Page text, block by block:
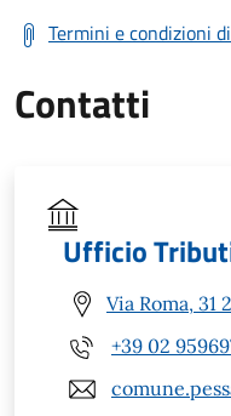
Termini e condizioni
Contatti
Ufficio
Via Roma, 31
+39 02